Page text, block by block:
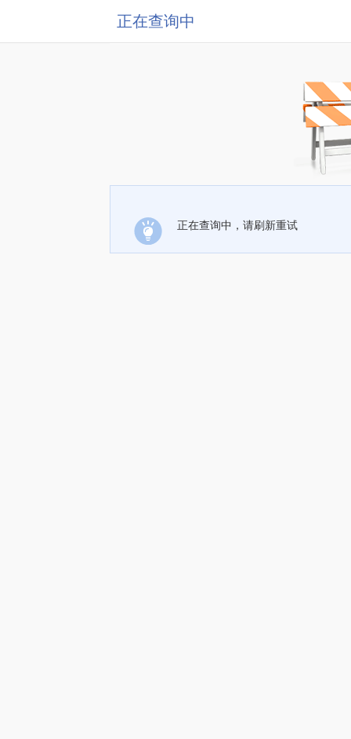
正在查询中
正在查询中，请刷新重试